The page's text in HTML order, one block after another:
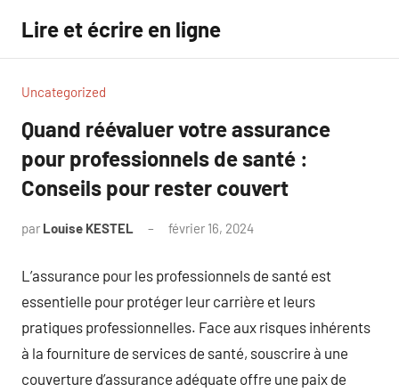
contenu
Lire et écrire en ligne
Uncategorized
Quand réévaluer votre assurance
pour professionnels de santé :
Conseils pour rester couvert
par Louise KESTEL février 16, 2024
L’assurance pour les professionnels de santé est
essentielle pour protéger leur carrière et leurs
pratiques professionnelles. Face aux risques inhérents
à la fourniture de services de santé, souscrire à une
couverture d’assurance adéquate offre une paix de